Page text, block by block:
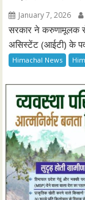
January 7, 2026
सरकार ने करुणामूलक
असिस्टेंट (आईटी) के
Himachal News